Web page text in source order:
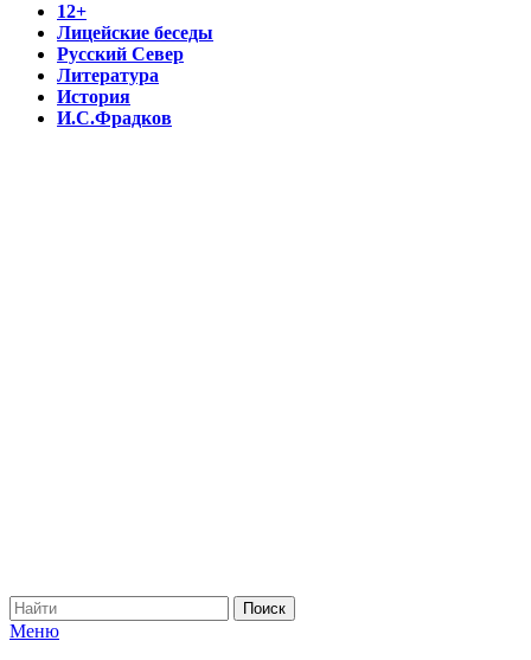
12+
Лицейские беседы
Русский Север
Литература
История
И.С.Фрадков
Меню